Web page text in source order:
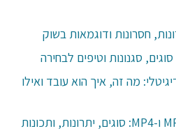
חסרונות ודוגמאות בשוק
סגנונות וטיפים לבחירה
מה זה, איך הוא עובד ואילו
המדריך המלא לבחירת נגן MP3 ו-MP4: סוגים, יתרונות, ותכונות